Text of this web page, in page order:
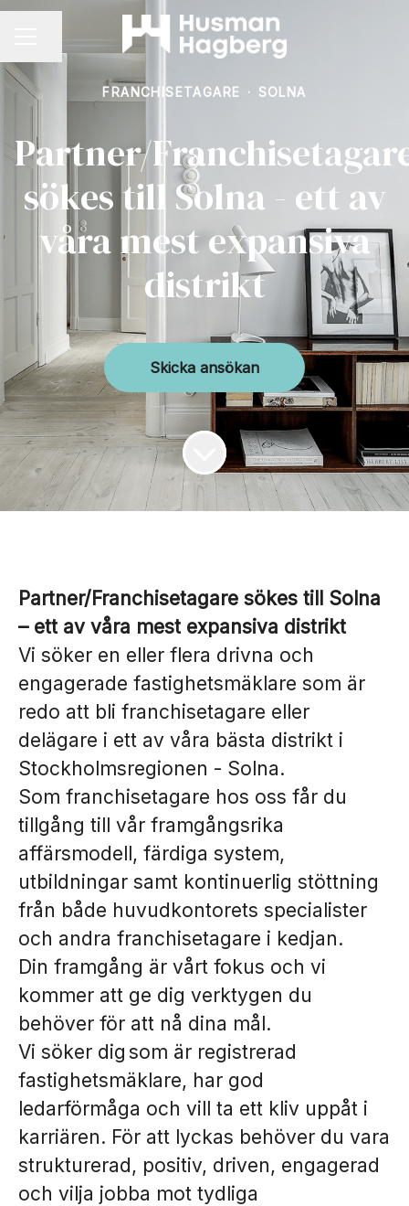
KARRIÄRMENY
Dela sidan
FRANCHISETAGARE · SOLNA
Partner/
sökes till Solna - ett av
våra mest expansiva
distrikt
Skicka ansökan
Partner/Franchisetagare sökes till Solna
– ett av våra mest expansiva distrikt
Vi söker en eller flera drivna och
engagerade fastighetsmäklare som är
redo att bli franchisetagare eller
delägare i ett av våra bästa distrikt i
Stockholmsregionen - Solna.
Som franchisetagare hos oss får du
tillgång till vår framgångsrika
affärsmodell, färdiga system,
utbildningar samt kontinuerlig stöttning
från både huvudkontorets specialister
och andra franchisetagare i kedjan.
Din framgång är vårt fokus och vi
kommer att ge dig verktygen du
behöver för att nå dina mål.
Vi söker dig som är registrerad
fastighetsmäklare, har god
ledarförmåga och vill ta ett kliv uppåt i
karriären. För att lyckas behöver du vara
strukturerad, positiv, driven, engagerad
och vilja jobba mot tydliga